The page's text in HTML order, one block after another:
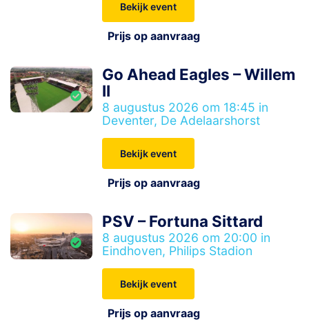
Bekijk event
Prijs op aanvraag
Go Ahead Eagles – Willem
II
8 augustus 2026 om 18:45 in
Deventer, De Adelaarshorst
Bekijk event
Prijs op aanvraag
PSV – Fortuna Sittard
8 augustus 2026 om 20:00 in
Eindhoven, Philips Stadion
Bekijk event
Prijs op aanvraag